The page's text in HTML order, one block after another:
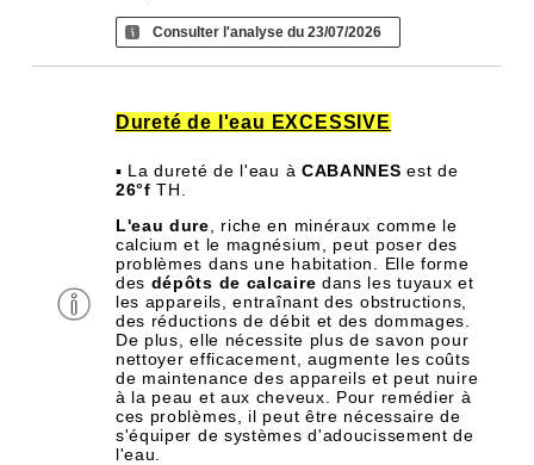
Consulter l'analyse du 23/07/2026
Dureté de l'eau EXCESSIVE
▪ La dureté de l'eau à CABANNES est de
26°f TH.
L'eau dure , riche en minéraux comme le
calcium et le magnésium, peut poser des
problèmes dans une habitation. Elle forme
des dépôts de calcaire dans les tuyaux et
les appareils, entraînant des obstructions,
des réductions de débit et des dommages.
De plus, elle nécessite plus de savon pour
nettoyer efficacement, augmente les coûts
de maintenance des appareils et peut nuire
à la peau et aux cheveux. Pour remédier à
ces problèmes, il peut être nécessaire de
s'équiper de systèmes d'adoucissement de
l'eau.